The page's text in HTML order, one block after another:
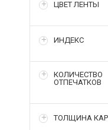
ЦВЕТ ЛЕНТЫ
ИНДЕКС
КОЛИЧЕСТВО
ОТПЕЧАТКОВ
ТОЛЩИНА